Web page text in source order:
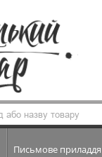
Письмове приладдя